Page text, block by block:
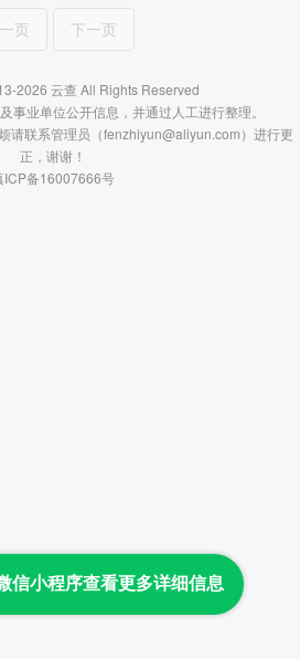
页 下一页
2026 云查 All Rights Reserved
事业单位公开信息，并通过人工进行整理。
请联系管理员（fenzhiyun@aliyun.com）进行更
正，谢谢！
ICP备16007666号
信小程序查看更多详细信息